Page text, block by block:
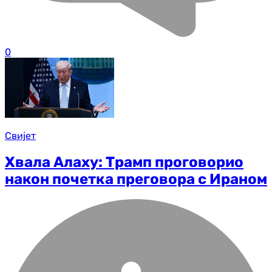
0
Свијет
Хвала Алаху: Трамп проговорио
након почетка преговора с Ираном